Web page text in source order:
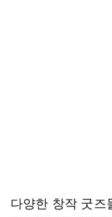
다양한 창작 굿즈